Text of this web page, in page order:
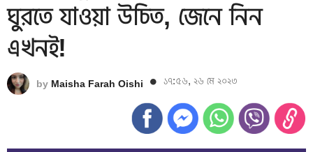
ঘুরতে যাওয়া উচিত, জেনে নিন
এখনই!
by Maisha Farah Oishi ১৭:৫৬, ২৬ মে ২০২৩